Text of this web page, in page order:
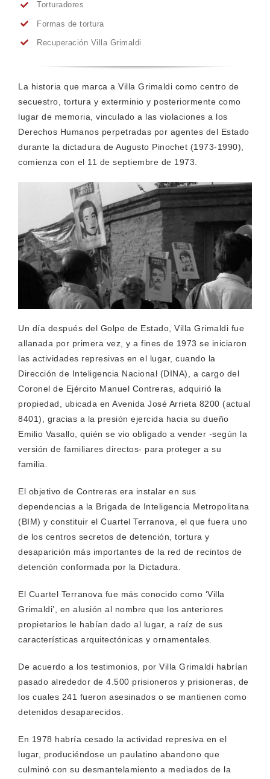
Torturadores
Formas de tortura
Recuperación Villa Grimaldi
La historia que marca a Villa Grimaldi como centro de
secuestro, tortura y exterminio y posteriormente como
lugar de memoria, vinculado a las violaciones a los
Derechos Humanos perpetradas por agentes del Estado
durante la dictadura de Augusto Pinochet (1973-1990),
comienza con el 11 de septiembre de 1973.
Un día después del Golpe de Estado, Villa Grimaldi fue
allanada por primera vez, y a fines de 1973 se iniciaron
las actividades represivas en el lugar, cuando la
Dirección de Inteligencia Nacional (DINA), a cargo del
Coronel de Ejército Manuel Contreras, adquirió la
propiedad, ubicada en Avenida José Arrieta 8200 (actual
8401), gracias a la presión ejercida hacia su dueño
Emilio Vasallo, quién se vio obligado a vender -según la
versión de familiares directos- para proteger a su
familia.
El objetivo de Contreras era instalar en sus
dependencias a la Brigada de Inteligencia Metropolitana
(BIM) y constituir el Cuartel Terranova, el que fuera uno
de los centros secretos de detención, tortura y
desaparición más importantes de la red de recintos de
detención conformada por la Dictadura.
El Cuartel Terranova fue más conocido como ‘Villa
Grimaldi’, en alusión al nombre que los anteriores
propietarios le habían dado al lugar, a raíz de sus
características arquitectónicas y ornamentales.
De acuerdo a los testimonios, por Villa Grimaldi habrían
pasado alrededor de 4.500 prisioneros y prisioneras, de
los cuales 241 fueron asesinados o se mantienen como
detenidos desaparecidos.
En 1978 habría cesado la actividad represiva en el
lugar, produciéndose un paulatino abandono que
culminó con su desmantelamiento a mediados de la